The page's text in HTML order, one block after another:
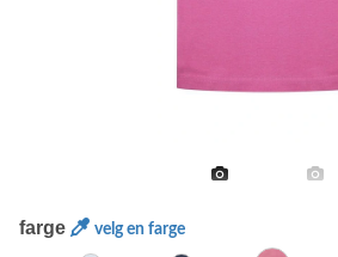
farge velg en farge